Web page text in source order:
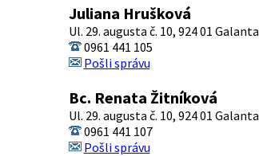
Juliana Hrušková
Ul. 29. augusta č. 10, 924 01 Galanta
0961 441 105
Pošli správu
Bc. Renata Žitníková
Ul. 29. augusta č. 10, 924 01 Galanta
0961 441 107
Pošli správu